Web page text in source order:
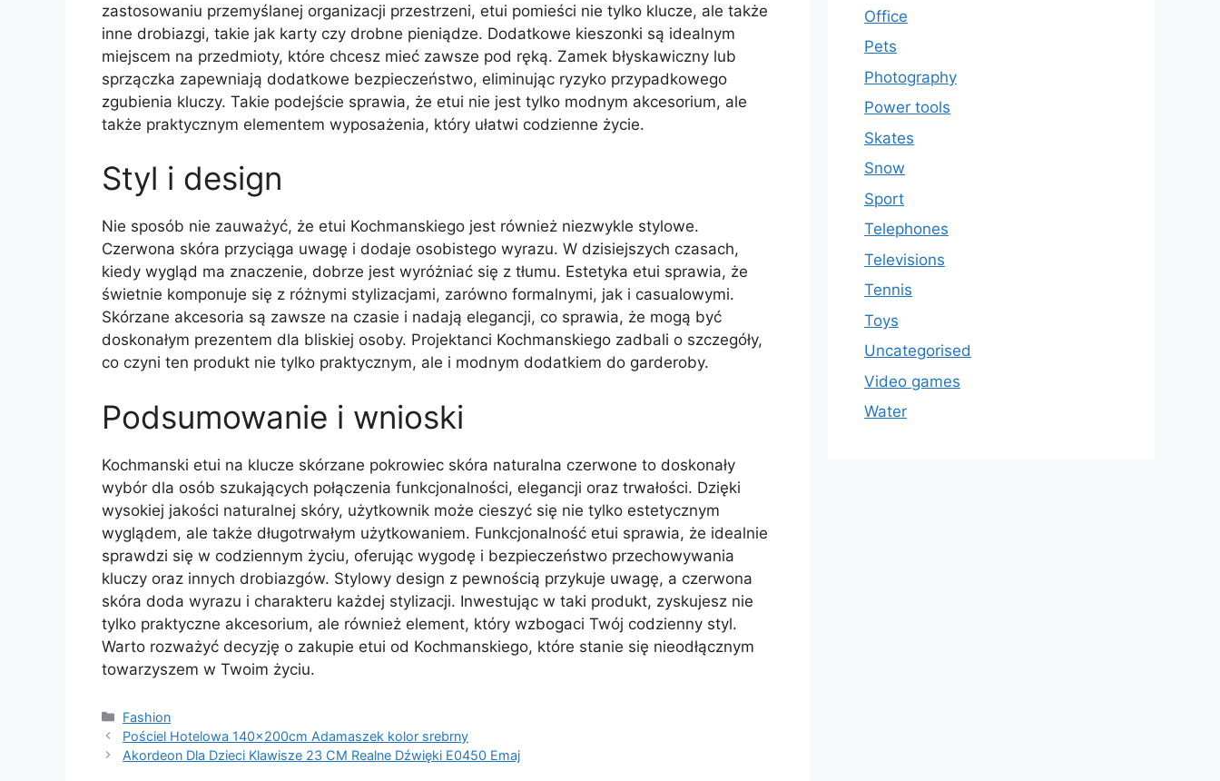
zastosowaniu przemyślanej organizacji przestrzeni, etui pomieści nie tylko klucze, ale także
inne drobiazgi, takie jak karty czy drobne pieniądze. Dodatkowe kieszonki są idealnym
miejscem na przedmioty, które chcesz mieć zawsze pod ręką. Zamek błyskawiczny lub
sprzączka zapewniają dodatkowe bezpieczeństwo, eliminując ryzyko przypadkowego
zgubienia kluczy. Takie podejście sprawia, że etui nie jest tylko modnym akcesorium, ale
także praktycznym elementem wyposażenia, który ułatwi codzienne życie.
Styl i design
Nie sposób nie zauważyć, że etui Kochmanskiego jest również niezwykle stylowe.
Czerwona skóra przyciąga uwagę i dodaje osobistego wyrazu. W dzisiejszych czasach,
kiedy wygląd ma znaczenie, dobrze jest wyróżniać się z tłumu. Estetyka etui sprawia, że
świetnie komponuje się z różnymi stylizacjami, zarówno formalnymi, jak i casualowymi.
Skórzane akcesoria są zawsze na czasie i nadają elegancji, co sprawia, że mogą być
doskonałym prezentem dla bliskiej osoby. Projektanci Kochmanskiego zadbali o szczegóły,
co czyni ten produkt nie tylko praktycznym, ale i modnym dodatkiem do garderoby.
Podsumowanie i wnioski
Kochmanski etui na klucze skórzane pokrowiec skóra naturalna czerwone to doskonały
wybór dla osób szukających połączenia funkcjonalności, elegancji oraz trwałości. Dzięki
wysokiej jakości naturalnej skóry, użytkownik może cieszyć się nie tylko estetycznym
wyglądem, ale także długotrwałym użytkowaniem. Funkcjonalność etui sprawia, że idealnie
sprawdzi się w codziennym życiu, oferując wygodę i bezpieczeństwo przechowywania
kluczy oraz innych drobiazgów. Stylowy design z pewnością przykuje uwagę, a czerwona
skóra doda wyrazu i charakteru każdej stylizacji. Inwestując w taki produkt, zyskujesz nie
tylko praktyczne akcesorium, ale również element, który wzbogaci Twój codzienny styl.
Warto rozważyć decyzję o zakupie etui od Kochmanskiego, które stanie się nieodłącznym
towarzyszem w Twoim życiu.
Kategorie
Fashion
Pościel Hotelowa 140x200cm Adamaszek kolor srebrny
Akordeon Dla Dzieci Klawisze 23 CM Realne Dźwięki E0450 Emaj
Office
Pets
Photography
Power tools
Skates
Snow
Sport
Telephones
Televisions
Tennis
Toys
Uncategorised
Video games
Water